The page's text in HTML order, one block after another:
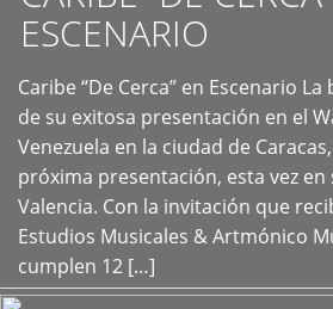
ESCENARIO
Caribe “De Cerca” en Escenario
de su exitosa presentación en el
Venezuela en la ciudad de
próxima presentación, esta vez
Valencia. Con la invitación que
Estudios Musicales & Artmónico
cumplen 12 […]
+